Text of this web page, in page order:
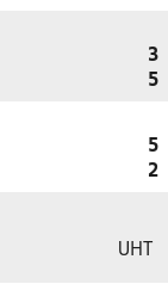
3
5
5
2
UHT